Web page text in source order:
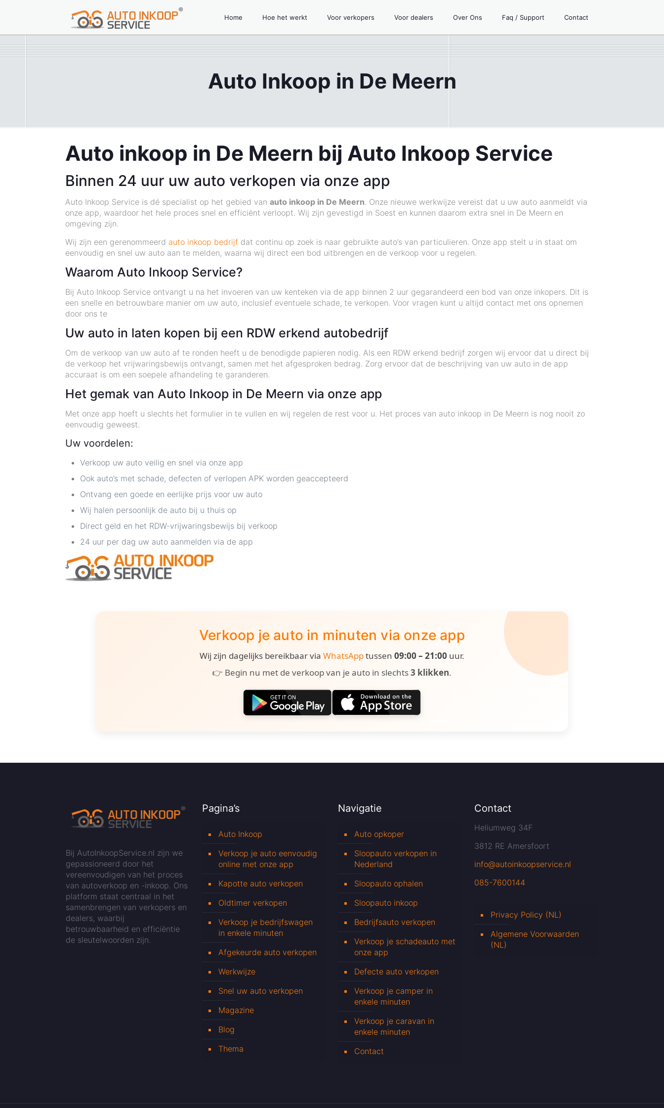
Home Hoe het werkt Voor verkopers Voor dealers Over Ons Faq / Support Contact
Auto Inkoop in De Meern
Auto inkoop in De Meern bij Auto Inkoop Service
Binnen 24 uur uw auto verkopen via onze app
Auto Inkoop Service is dé specialist op het gebied vanauto inkoop in De Meern. Onze nieuwe werkwijze vereist dat u uw auto aanmeldt via
onze app, waardoor het hele proces snel en efficiënt verloopt. Wij zijn gevestigd in Soest en kunnen daarom extra snel in De Meern en
omgeving zijn.
Wij zijn een gerenommeerd auto inkoop bedrijf dat continu op zoek is naar gebruikte auto’s van particulieren. Onze app stelt u in staat om
eenvoudig en snel uw auto aan te melden, waarna wij direct een bod uitbrengen en de verkoop voor u regelen.
Waarom Auto Inkoop Service?
Bij Auto Inkoop Service ontvangt u na het invoeren van uw kenteken via de app binnen 2 uur gegarandeerd een bod van onze inkopers. Dit is
een snelle en betrouwbare manier om uw auto, inclusief eventuele schade, te verkopen. Voor vragen kunt u altijd contact met ons opnemen
door ons te
Uw auto in laten kopen bij een RDW erkend autobedrijf
Om de verkoop van uw auto af te ronden heeft u de benodigde papieren nodig. Als een RDW erkend bedrijf zorgen wij ervoor dat u direct bij
de verkoop het vrijwaringsbewijs ontvangt, samen met het afgesproken bedrag. Zorg ervoor dat de beschrijving van uw auto in de app
accuraat is om een soepele afhandeling te garanderen.
Het gemak van Auto Inkoop in De Meern via onze app
Met onze app hoeft u slechts het formulier in te vullen en wij regelen de rest voor u. Het proces van auto inkoop in De Meern is nog nooit zo
eenvoudig geweest.
Uw voordelen:
Verkoop uw auto veilig en snel via onze app
Ook auto’s met schade, defecten of verlopen APK worden geaccepteerd
Ontvang een goede en eerlijke prijs voor uw auto
Wij halen persoonlijk de auto bij u thuis op
Direct geld en het RDW-vrijwaringsbewijs bij verkoop
24 uur per dag uw auto aanmelden via de app
Verkoop je auto in minuten via onze app
Wij zijn dagelijks bereikbaar via WhatsApptussen 09:00 – 21:00 uur.
👉 Begin nu met de verkoop van je auto in slechts3 klikken.
Bij AutoInkoopService.nl zijn we
gepassioneerd door het
vereenvoudigen van het proces
van autoverkoop en -inkoop. Ons
platform staat centraal in het
samenbrengen van verkopers en
dealers, waarbij
betrouwbaarheid en efficiëntie
de sleutelwoorden zijn.
Pagina’s
Auto Inkoop
Verkoop je auto eenvoudig
online met onze app
Kapotte auto verkopen
Oldtimer verkopen
Verkoop je bedrijfswagen
in enkele minuten
Afgekeurde auto verkopen
Werkwijze
Snel uw auto verkopen
Magazine
Blog
Thema
Navigatie
Auto opkoper
Sloopauto verkopen in
Nederland
Sloopauto ophalen
Sloopauto inkoop
Bedrijfsauto verkopen
Verkoop je schadeauto met
onze app
Defecte auto verkopen
Verkoop je camper in
enkele minuten
Verkoop je caravan in
enkele minuten
Contact
Contact
Heliumweg 34F
3812 RE Amersfoort
info@autoinkoopservice.nl
085-7600144
Privacy Policy (NL)
Algemene Voorwaarden
(NL)